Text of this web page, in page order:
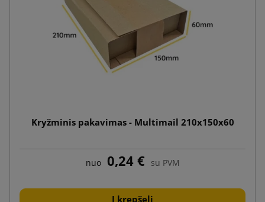
Kryžminis pakavimas - Multimail 210x150x60
nuo 0,24 € su PVM
Į krepšelį